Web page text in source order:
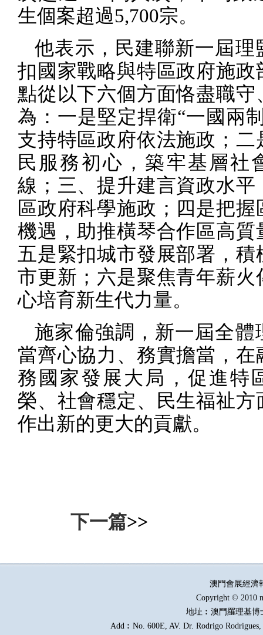
生個案超過5,700宗。
他表示，民建聯新一屆理
扣國家戰略與特區政府施政
點從以下六個方面恪盡職守
為：一是堅定捍衛“一國兩
支持特區政府依法施政；二
民服務初心，築牢基層社
線；三、提升建言資政水平
區政府科學施政；四是把握
機遇，助推橫琴合作區高質
五是緊扣城市發展部署，積
市更新；六是聚焦青年薪火
心培育新生代力量。
施家倫強調，新一屆全體
當齊心協力、務實擔當，在
務國家發展大局，促進特
榮、社會穩定、民生福祉方
作出新的更大的貢獻。
下一篇>>
澳門會展經
Copyright © 2010
地址︰澳門羅理基博
Add︰No. 600E, AV. Dr. Rodrigo